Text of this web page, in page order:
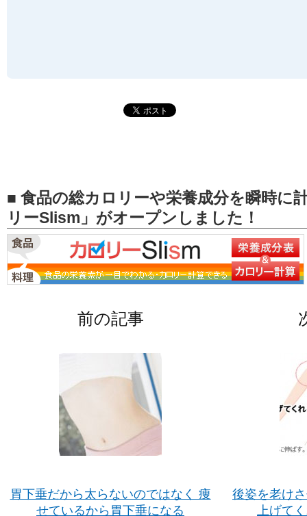
■ 食品の総カロリーや栄養成分を瞬時に
リーSlism」がオープンしました！
前の記事
胃下垂だから太らないのではなく 痩
せているから胃下垂になる
後姿を老け
上げて